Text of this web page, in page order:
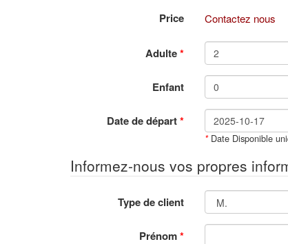
Price Contactez nous
Adulte*
Enfant
Date de départ*
*Date Disponible
Informez-nous vos propres
Type de client
Prénom*